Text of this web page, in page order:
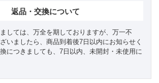
返品・交換について
しては、万全を期しておりますが、万一不
いましたら、商品到着後7日以内にお知らせく
につきましても、7日以内、未開封・未使用に